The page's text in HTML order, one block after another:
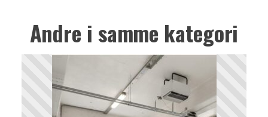
Andre i samme kategori